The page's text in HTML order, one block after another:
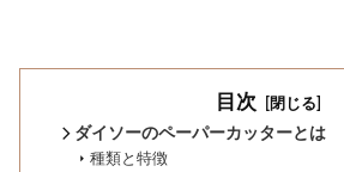
目次
ダイソーのペーパーカッターとは
種類と特徴